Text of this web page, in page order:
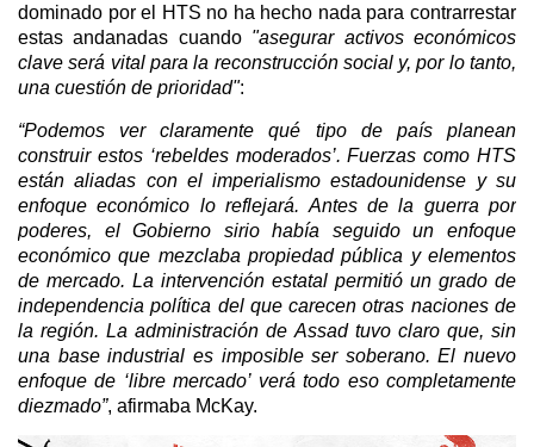
dominado por el HTS no ha hecho nada para contrarrestar
estas andanadas cuando "asegurar activos económicos
clave será vital para la reconstrucción social y, por lo tanto,
una cuestión de prioridad":
“Podemos ver claramente qué tipo de país planean
construir estos ‘rebeldes moderados’. Fuerzas como HTS
están aliadas con el imperialismo estadounidense y su
enfoque económico lo reflejará. Antes de la guerra por
poderes, el Gobierno sirio había seguido un enfoque
económico que mezclaba propiedad pública y elementos
de mercado. La intervención estatal permitió un grado de
independencia política del que carecen otras naciones de
la región. La administración de Assad tuvo claro que, sin
una base industrial es imposible ser soberano. El nuevo
enfoque de ‘libre mercado’ verá todo eso completamente
diezmado”, afirmaba McKay.